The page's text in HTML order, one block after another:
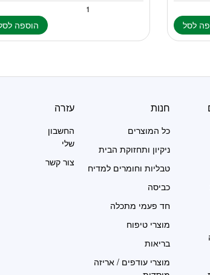
לסל הוספה
חנות
כל המוצרים
ניקיון ותחזוקת הבית
טבליות וחומרים למדיח
כביסה
חד פעמי מתכלה
מוצרי טיפוח
בריאות
מוצרי עודפים / אריזה
עזרה
החשבון
שלי
צור קשר